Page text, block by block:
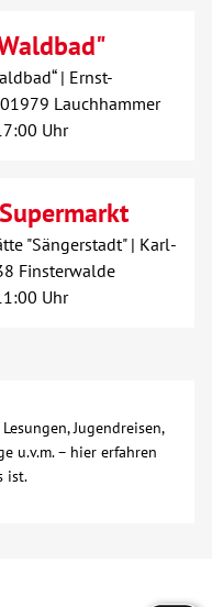
| Ernst-
Lauchhammer
Uhr
"Sängerstadt" | Karl-
Finsterwalde
Uhr
Jugendreisen,
u.v.m. – hier erfahren
ist.